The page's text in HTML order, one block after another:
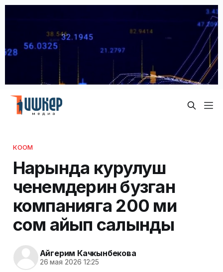
КООМ
Нарында курулуш
ченемдерин бузган
компанияга 200 миң
сом айып салынды
Айгерим Качкынбекова
26 мая 2026 12:25